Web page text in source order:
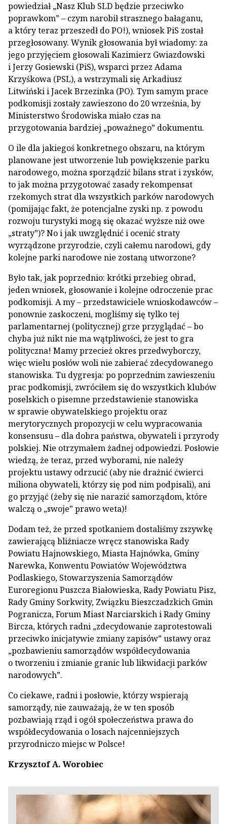
powiedział „Nasz Klub SLD będzie przeciwko
poprawkom” – czym narobił strasznego bałaganu,
a który teraz przeszedł do PO!), wniosek PiS został
przegłosowany. Wynik głosowania był wiadomy: za
jego przyjęciem głosowali Kazimierz Gwiazdowski
i Jerzy Gosiewski (PiS), wsparci przez Adama
Krzyśkowa (PSL), a wstrzymali się Arkadiusz
Litwiński i Jacek Brzezinka (PO). Tym samym prace
podkomisji zostały zawieszono do 20 września, by
Ministerstwo Środowiska miało czas na
przygotowania bardziej „poważnego” dokumentu.
O ile dla jakiegoś konkretnego obszaru, na którym
planowane jest utworzenie lub powiększenie parku
narodowego, można sporządzić bilans strat i zysków,
to jak można przygotować zasady rekompensat
rzekomych strat dla wszystkich parków narodowych
(pomijając fakt, że potencjalne zyski np. z powodu
rozwoju turystyki mogą się okazać wyższe niż owe
„straty”)? No i jak uwzględnić i ocenić straty
wyrządzone przyrodzie, czyli całemu narodowi, gdy
kolejne parki narodowe nie zostaną utworzone?
Było tak, jak poprzednio: krótki przebieg obrad,
jeden wniosek, głosowanie i kolejne odroczenie prac
podkomisji. A my – przedstawiciele wnioskodawców –
ponownie zaskoczeni, mogliśmy się tylko tej
parlamentarnej (politycznej) grze przyglądać – bo
chyba już nikt nie ma wątpliwości, że jest to gra
polityczna! Mamy przecież okres przedwyborczy,
więc wielu posłów woli nie zabierać zdecydowanego
stanowiska. Tu dygresja: po poprzednim zawieszeniu
prac podkomisji, zwróciłem się do wszystkich klubów
poselskich o pisemne przedstawienie stanowiska
w sprawie obywatelskiego projektu oraz
merytorycznych propozycji w celu wypracowania
konsensusu – dla dobra państwa, obywateli i przyrody
polskiej. Nie otrzymałem żadnej odpowiedzi. Posłowie
wiedzą, że teraz, przed wyborami, nie należy
projektu ustawy odrzucić (aby nie drażnić ćwierci
miliona obywateli, którzy się pod nim podpisali), ani
go przyjąć (żeby się nie narazić samorządom, które
walczą o „swoje” prawo weta)!
Dodam też, że przed spotkaniem dostaliśmy zszywkę
zawierającą bliźniacze wręcz stanowiska Rady
Powiatu Hajnowskiego, Miasta Hajnówka, Gminy
Narewka, Konwentu Powiatów Województwa
Podlaskiego, Stowarzyszenia Samorządów
Euroregionu Puszcza Białowieska, Rady Powiatu Pisz,
Rady Gminy Sorkwity, Związku Bieszczadzkich Gmin
Pogranicza, Forum Miast Narciarskich i Rady Gminy
Bircza, których radni „zdecydowanie zaprotestowali
przeciwko inicjatywie zmiany zapisów” ustawy oraz
„pozbawieniu samorządów współdecydowania
o tworzeniu i zmianie granic lub likwidacji parków
narodowych”.
Co ciekawe, radni i posłowie, którzy wspierają
samorządy, nie zauważają, że w ten sposób
pozbawiają rząd i ogół społeczeństwa prawa do
współdecydowania o losach najcenniejszych
przyrodniczo miejsc w Polsce!
Krzysztof A. Worobiec